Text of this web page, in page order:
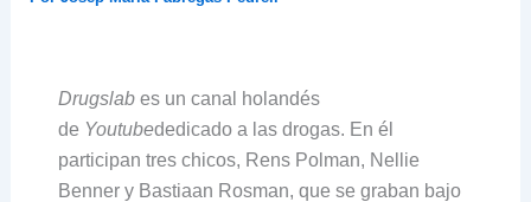
Drugslabes un canal holandés
de Youtubededicado a las drogas. En él
participan tres chicos, Rens Polman, Nellie
Benner y Bastiaan Rosman, que se graban bajo